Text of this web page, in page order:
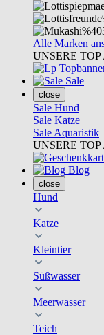
Alle Marken
UNSERE
Sale
close
Sale Hund
Sale Katze
Sale Aquaristik
UNSERE
Blog
close
Hund
Katze
Kleintier
Süßwasser
Meerwasser
Teich